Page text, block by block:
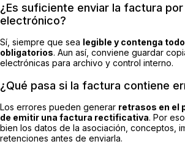
¿Es suficiente enviar la factura
electrónico?
Sí, siempre que sea legible y contenga
obligatorios. Aun así, conviene guardar
electrónicas para archivo y control interno.
¿Qué pasa si la factura contiene
Los errores pueden generar retrasos en el
de emitir una factura rectificativa. Por
bien los datos de la asociación, conceptos,
retenciones antes de enviarla.